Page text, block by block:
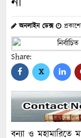
অনলাইন ডেক্স
Share:
X
বন্যা ও মহামারিতে